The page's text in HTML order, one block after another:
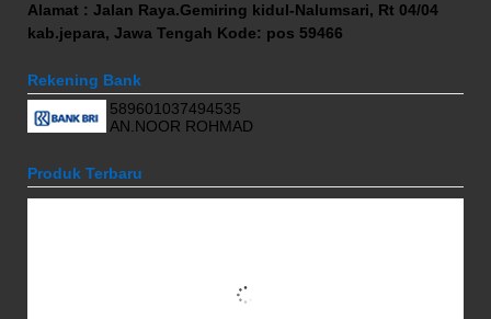
Alamat : Jalan Raya.Gemiring kidul-Nalumsari, Rt 04/04
kab.jepara, Jawa Tengah Kode: pos 59466
Rekening Bank
589601037494535
AN.NOOR ROHMAD
Produk Terbaru